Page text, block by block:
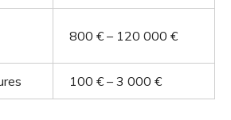
800 € – 120 000 €
100 € – 3 000 €